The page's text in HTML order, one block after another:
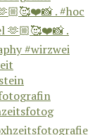
. #hoc